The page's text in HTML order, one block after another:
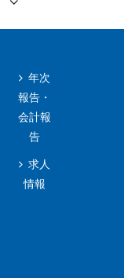
年次
報告・
会計報
告
求人
情報